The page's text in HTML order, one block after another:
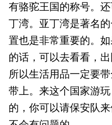
有骆驼王国的称号。
丁湾。亚丁湾是著名
置也是非常重要的。
的话，可以去看看，
所以生活用品一定要
带上。来这个国家游
的，你可以请保安队